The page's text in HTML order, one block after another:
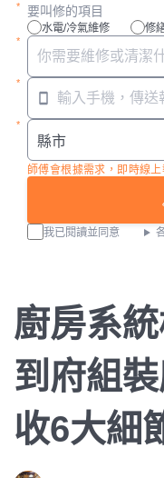
要叫修的項目
水電/冷氣維修 修
師傅會根據需求，即時線上
我已閱讀並同意
廚房系
到府組
收6大細